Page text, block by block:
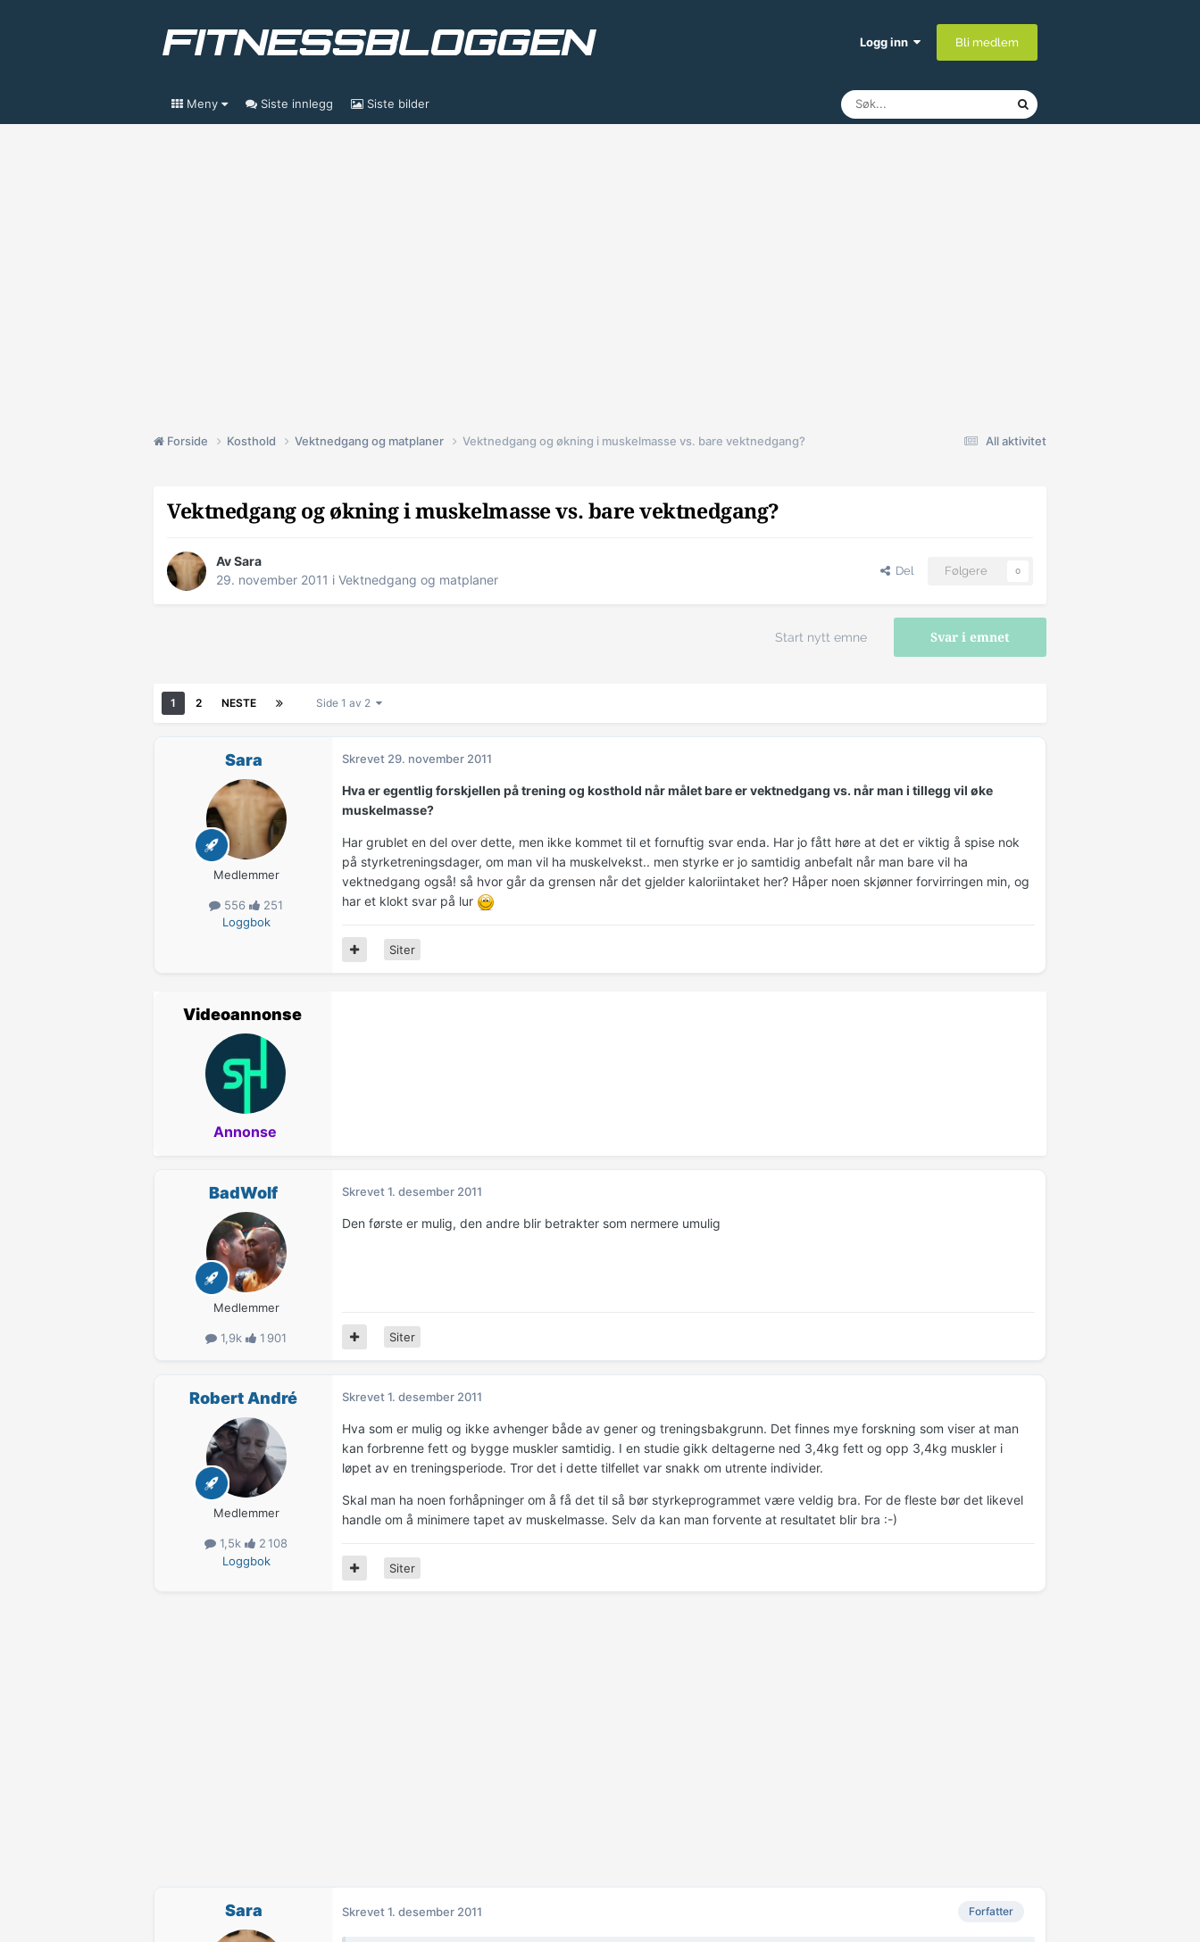
Logg inn Bli medlem
Meny Siste innlegg Siste bilder
All aktivitet
Forside Kosthold Vektnedgang og matplaner Vektnedgang og økning i muskelmasse vs. bare vektnedgang?
Vektnedgang og økning i muskelmasse vs. bare vektnedgang?
AvSara
29. november 2011 i Vektnedgang og matplaner
Del Følgere 0
Svar i emnet
Start nytt emne
1 2 NESTE Side 1 av 2
Sara
Medlemmer
556
251
Loggbok
Skrevet 29. november 2011
Hva er egentlig forskjellen på trening og kosthold når målet bare er vektnedgang vs. når man i tillegg vil øke
muskelmasse?
Har grublet en del over dette, men ikke kommet til et fornuftig svar enda. Har jo fått høre at det er viktig å spise nok
på styrketreningsdager, om man vil ha muskelvekst.. men styrke er jo samtidig anbefalt når man bare vil ha
vektnedgang også! så hvor går da grensen når det gjelder kaloriintaket her? Håper noen skjønner forvirringen min, og
har et klokt svar på lur
Siter
Videoannonse
Annonse
BadWolf
Medlemmer
1,9k 1 901
Skrevet1. desember 2011
Den første er mulig, den andre blir betrakter som nermere umulig
Siter
Robert André
Medlemmer
1,5k
2 108
Loggbok
Skrevet1. desember 2011
Hva som er mulig og ikke avhenger både av gener og treningsbakgrunn. Det finnes mye forskning som viser at man
kan forbrenne fett og bygge muskler samtidig. I en studie gikk deltagerne ned 3,4kg fett og opp 3,4kg muskler i
løpet av en treningsperiode. Tror det i dette tilfellet var snakk om utrente individer.
Skal man ha noen forhåpninger om å få det til så bør styrkeprogrammet være veldig bra. For de fleste bør det likevel
handle om å minimere tapet av muskelmasse. Selv da kan man forvente at resultatet blir bra :-)
Siter
Sara Forfatter
Skrevet1. desember 2011